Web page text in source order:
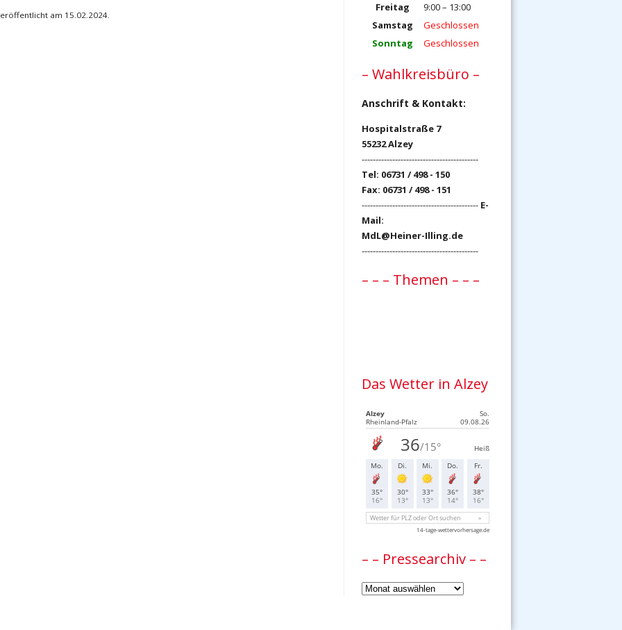
am 15.02.2024.
Freitag
9:00 – 13:00
Samstag
Geschlossen
Sonntag
Geschlossen
– Wahlkreisbüro –
Anschrift & Kontakt:
Hospitalstraße 7
55232 Alzey
------------------------------------------
Tel: 06731 / 498 - 150
Fax: 06731 / 498 - 151
------------------------------------------ E-
Mail:
MdL@Heiner-Illing.de
------------------------------------------
– – – Themen – – –
Das Wetter in Alzey
– – Pressearchiv – –